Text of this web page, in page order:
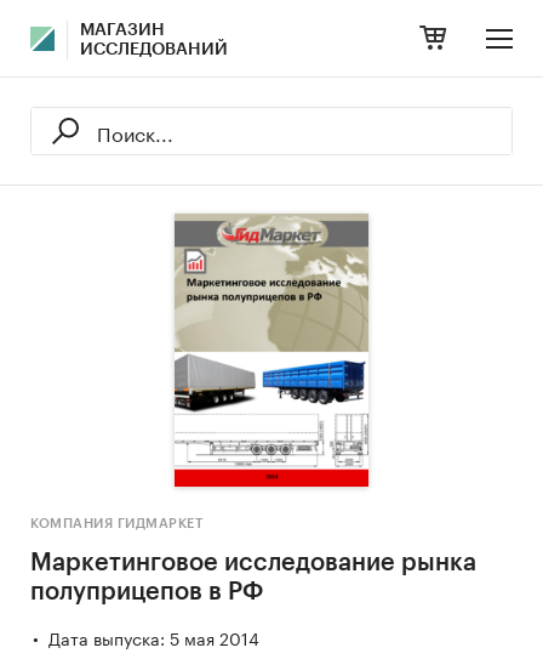
МАГАЗИН
ИССЛЕДОВАНИЙ
КОМПАНИЯ ГИДМАРКЕТ
Маркетинговое исследование рынка
полуприцепов в РФ
Дата выпуска: 5 мая 2014